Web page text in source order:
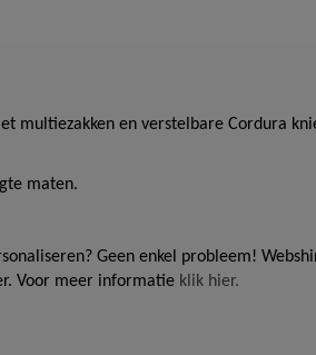
multiezakken en verstelbare Cordura
maten.
Geen enkel probleem!
Voor meer informatie klik hier.